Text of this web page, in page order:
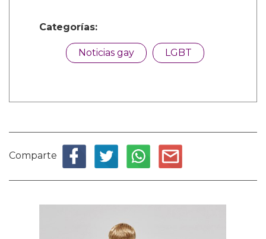
Categorías:
Noticias gay LGBT
Comparte